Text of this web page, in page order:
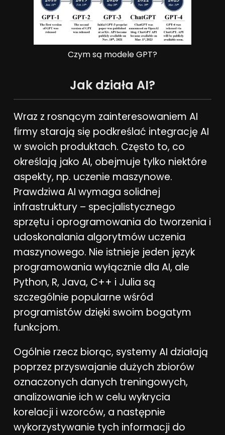
Czym są modele GPT?
Jak działa AI?
Wraz z rosnącym zainteresowaniem AI
firmy starają się podkreślać integrację AI
w swoich produktach. Często to, co
określają jako AI, obejmuje tylko niektóre
aspekty, np. uczenie maszynowe.
Prawdziwa AI wymaga solidnej
infrastruktury – specjalistycznego
sprzętu i oprogramowania do tworzenia i
udoskonalania algorytmów uczenia
maszynowego. Nie istnieje jeden język
programowania wyłącznie dla AI, ale
Python, R, Java, C++ i Julia są
szczególnie popularne wśród
programistów dzięki swoim bogatym
funkcjom.
Ogólnie rzecz biorąc, systemy AI działają
poprzez przyswajanie dużych zbiorów
oznaczonych danych treningowych,
analizowanie ich w celu wykrycia
korelacji i wzorców, a następnie
wykorzystywanie tych informacji do